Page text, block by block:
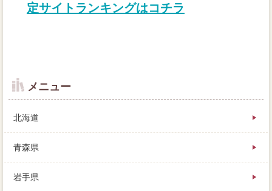
定サイトランキングはコチラ
メニュー
北海道
青森県
岩手県